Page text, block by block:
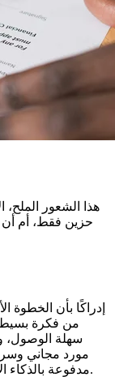
هذا الشعور
حزين فقط، أم أن
إدراكًا بأن الخطوة
سهلة الوصول،
مورد مجاني
مدفوعة بالذكاء الاصطناعي لتمكين الأفراد في جميع أنحاء العالم.